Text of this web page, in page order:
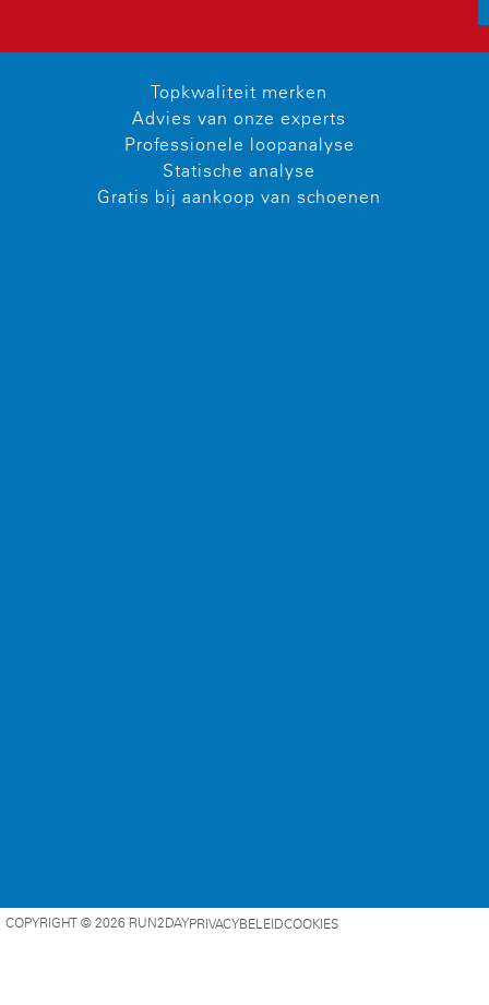
Topkwaliteit merken
Advies van onze experts
Professionele loopanalyse
Statische analyse
Gratis bij aankoop van schoenen
COPYRIGHT © 2026 RUN2DAYPRIVACYBELEIDCOOKIES